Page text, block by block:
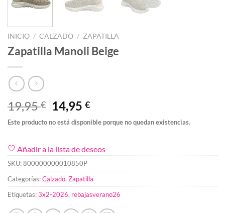
INICIO / CALZADO / ZAPATILLA
Zapatilla Manoli Beige
19,95€
El
precio
original
19,95 €.
14,95€El
precio
actual
14,95 €.
Este producto no está disponible porque no quedan existencias.
Añadir a la lista de deseos
SKU:800000000010850P
Categorías:Calzado, Zapatilla
Etiquetas:3x2-2026, rebajasverano26